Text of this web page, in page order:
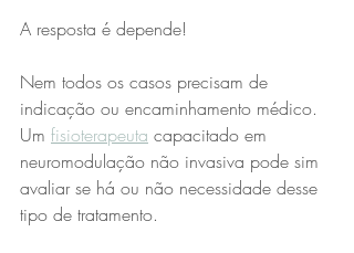
A resposta é depende!
Nem todos os casos precisam de
indicação ou encaminhamento médico.
Um fisioterapeuta capacitado em
neuromodulação não invasiva pode sim
avaliar se há ou não necessidade desse
tipo de tratamento.